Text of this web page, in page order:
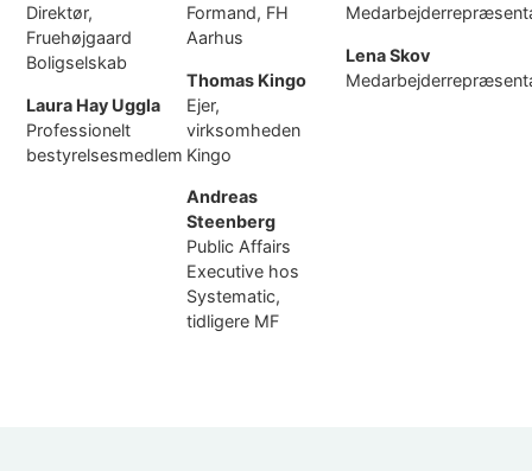
Direktør,
Fruehøjgaard
Boligselskab
Laura Hay Uggla
Professionelt
bestyrelsesmedlem
Formand, FH
Aarhus
Thomas Kingo
Ejer,
virksomheden
Kingo
Andreas
Steenberg
Public Affairs
Executive hos
Systematic,
tidligere MF
Lena Skov